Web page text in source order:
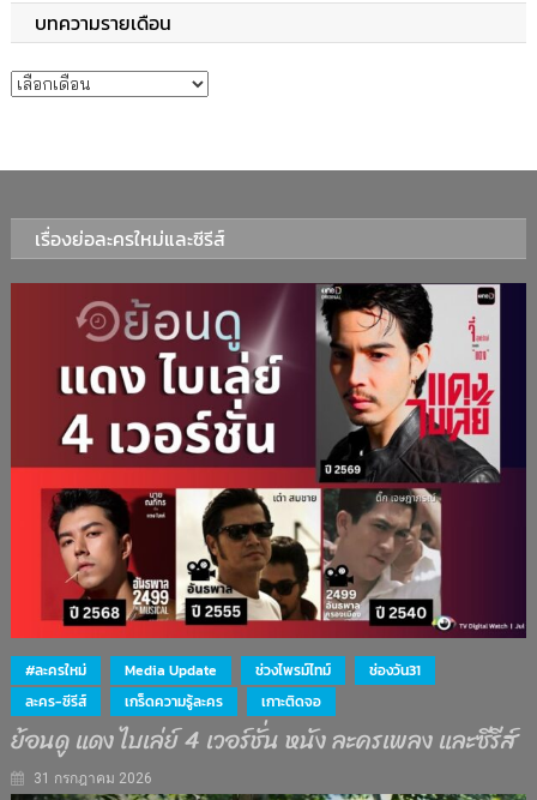
บทความรายเดือน
บทความรายเดือน
เรื่องย่อละครใหม่และซีรีส์
#ละครใหม่ Media Update ช่วงไพรม์ไทม์
ช่องวัน31
ละคร-ซีรีส์
เกร็ดความรู้ละคร เกาะติดจอ
ย้อนดู แดง ไบเล่ย์ 4 เวอร์ชั่น หนัง ละครเพลง และซีรีส์
31 กรกฎาคม 2026